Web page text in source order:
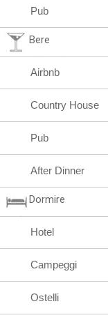
Pub
Bere
Airbnb
Country House
Pub
After Dinner
Dormire
Hotel
Campeggi
Ostelli